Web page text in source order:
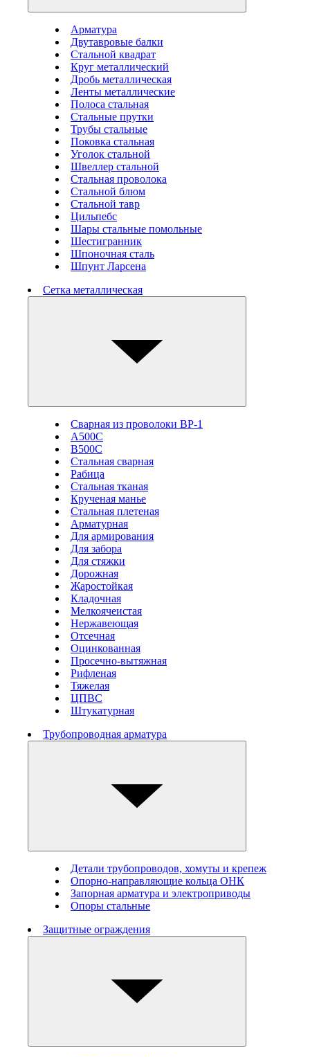
Арматура
Двутавровые балки
Стальной квадрат
Круг металлический
Дробь металлическая
Ленты металлические
Полоса стальная
Стальные прутки
Трубы стальные
Поковка стальная
Уголок стальной
Швеллер стальной
Стальная проволока
Стальной блюм
Стальной тавр
Цильпебс
Шары стальные помольные
Шестигранник
Шпоночная сталь
Шпунт Ларсена
Сетка металлическая
Сварная из проволоки ВР-1
А500С
В500С
Стальная сварная
Рабица
Стальная тканая
Крученая манье
Стальная плетеная
Арматурная
Для армирования
Для забора
Для стяжки
Дорожная
Жаростойкая
Кладочная
Мелкоячеистая
Нержавеющая
Отсечная
Оцинкованная
Просечно-вытяжная
Рифленая
Тяжелая
ЦПВС
Штукатурная
Трубопроводная арматура
Детали трубопроводов, хомуты и крепеж
Опорно-направляющие кольца ОНК
Запорная арматура и электроприводы
Опоры стальные
Защитные ограждения